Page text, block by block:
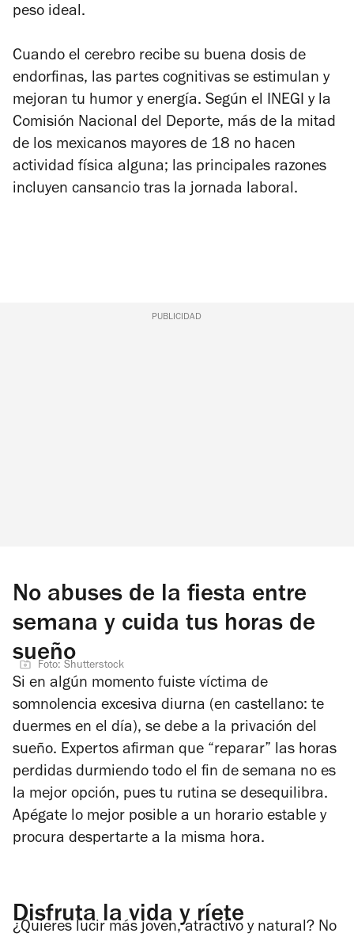
peso ideal.
Cuando el cerebro recibe su buena dosis de
endorfinas, las partes cognitivas se estimulan y
mejoran tu humor y energía. Según el INEGI y la
Comisión Nacional del Deporte, más de la mitad
de los mexicanos mayores de 18 no hacen
actividad física alguna; las principales razones
incluyen cansancio tras la jornada laboral.
PUBLICIDAD
No abuses de la fiesta entre
semana y cuida tus horas de
sueño
Foto: Shutterstock
Si en algún momento fuiste víctima de
somnolencia excesiva diurna (en castellano: te
duermes en el día), se debe a la privación del
sueño. Expertos afirman que “reparar” las horas
perdidas durmiendo todo el fin de semana no es
la mejor opción, pues tu rutina se desequilibra.
Apégate lo mejor posible a un horario estable y
procura despertarte a la misma hora.
Disfruta la vida y ríete
¿Quieres lucir más joven, atractivo y natural? No